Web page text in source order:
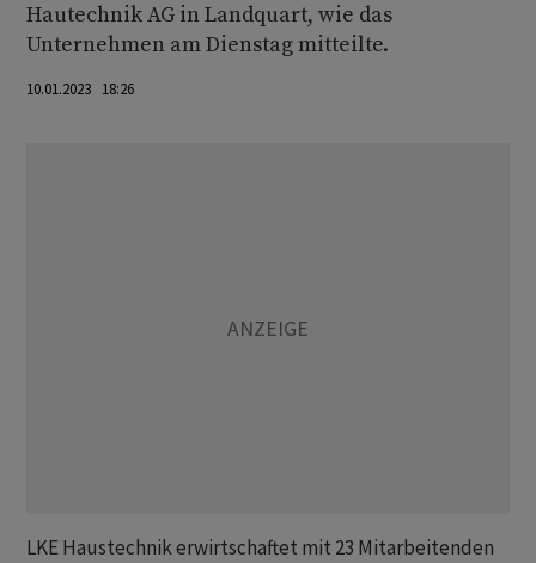
Hautechnik AG in Landquart, wie das
Unternehmen am Dienstag mitteilte.
10.01.2023 18:26
LKE Haustechnik erwirtschaftet mit 23 Mitarbeitenden